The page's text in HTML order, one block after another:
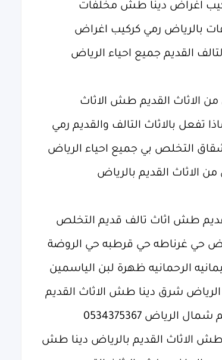
اغراض دينا طش مخلفات
بالرياض رمي كركيب اغراض
القديم جميع احياء الرياض‏
الاثاث القديم طش الاثاث
بالاثاث التالف والقديم رمي
التخلص بي جميع احياء الرياض
القديم بالرياض
طش اثاث تالف قديم التخلص
حي غرناطه حي قرطبه حي الروضة
الرحمانيه ظهرة لبن الياسمين
شرق دينا طش الاثاث القديم
0534375367
الاثاث القديم بالرياض دينا طش